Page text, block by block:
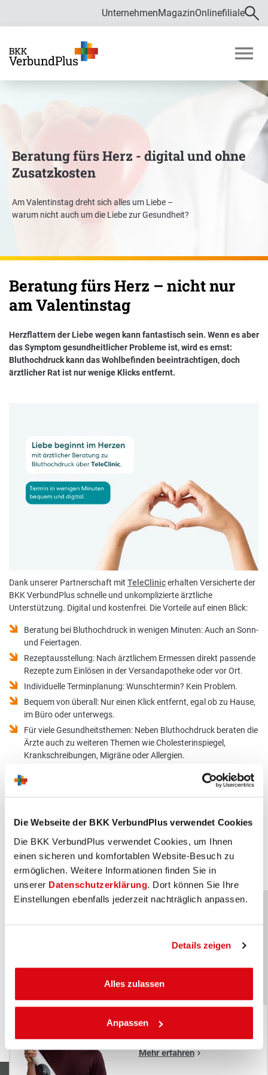
Die Webseite der BKK VerbundPlus verwendet Cookies
Die BKK VerbundPlus verwendet Cookies, um Ihnen
einen sicheren und komfortablen Website-Besuch zu
ermöglichen. Weitere Informationen finden Sie in
unserer Datenschutzerklärung. Dort können Sie Ihre
Einstellungen ebenfalls jederzeit nachträglich anpassen.
Details zeigen
Alles zulassen
Anpassen
Unternehmen
Über uns
Bekämpfung von Fehlverhalten im
Verwaltungsrat
Satzung
Ausbildung und Duales Studium
Nachhaltigkeit bei der BKK VerbundPlus
Presse
MagazinOnlinefiliale
o
n
Beratung fürs Herz - digital und ohne
Zusatzkosten
Am Valentinstag dreht sich alles um Liebe –
warum nicht auch um die Liebe zur Gesundheit?
Beratung fürs Herz – nicht nur
am Valentinstag
Herzflattern der Liebe wegen kann fantastisch sein. Wenn es aber
das Symptom gesundheitlicher Probleme ist, wird es ernst:
Bluthochdruck kann das Wohlbefinden beeinträchtigen, doch
ärztlicher Rat ist nur wenige Klicks entfernt.
Dank unserer Partnerschaft mit TeleClinicerhalten Versicherte der
BKK VerbundPlus schnelle und unkomplizierte ärztliche
Unterstützung. Digital und kostenfrei. Die Vorteile auf einen Blick:
Beratung bei Bluthochdruck in wenigen Minuten: Auch an Sonn-
und Feiertagen.
Rezeptausstellung: Nach ärztlichem Ermessen direkt passende
Rezepte zum Einlösen in der Versandapotheke oder vor Ort.
Individuelle Terminplanung: Wunschtermin? Kein Problem.
Bequem von überall: Nur einen Klick entfernt, egal ob zu Hause,
im Büro oder unterwegs.
Für viele Gesundheitsthemen: Neben Bluthochdruck beraten die
Ärzte auch zu weiteren Themen wie Cholesterinspiegel,
Krankschreibungen, Migräne oder Allergien.
Ohne Zusatzkosten: Die BKK VerbundPlus übernimmt 100% der
Kosten.
Mehr zur TeleClinic erfahren
Unser Markenbotschafter: Justus
Mein bester
Treffer: die BKK
VerbundPlus
Mehr erfahren
x
Unser Markenbotschafter:
Justus Strelow
(Olympia Medaillen-Gewinner im Biathlon)
Direkt zur Hauptnavigation (Enter drücken)
Direkt zur Suche (Enter drücken)
Direkt zum Hauptinhalt (Enter drücken)